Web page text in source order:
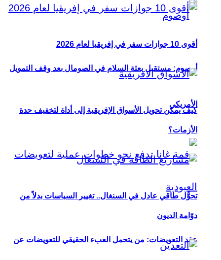
أوصوم: مستقبل بعثة السلام في الصومال بعد وقف التمويل
الأمريكي
عقد التعويضات: من يتحمل العبء الحقيقي للتعويضات عن
أقوى 10 جوازات سفر في إفريقيا لعام 2026
كيف يمكن تحويل الأسواق الإفريقية إلى أداة لتخفيف حدة
الأزمات؟
تحوُّل طاقي عادل في السنغال.. تغيير السياسات بدلاً من
دوّامة الديون